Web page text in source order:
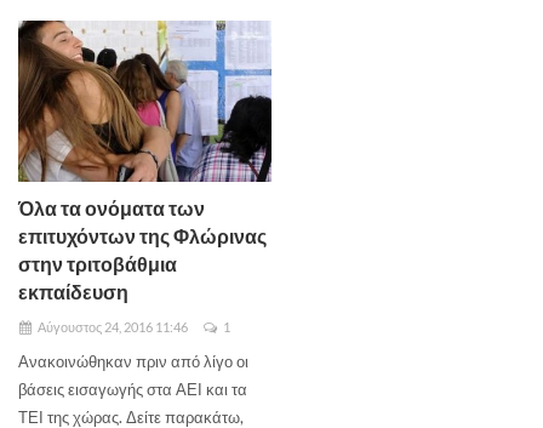
Όλα τα ονόματα των
επιτυχόντων της Φλώρινας
στην τριτοβάθμια
εκπαίδευση
Αύγουστος 24, 2016 11:46 1
Ανακοινώθηκαν πριν από λίγο οι
βάσεις εισαγωγής στα ΑΕΙ και τα
ΤΕΙ της χώρας. Δείτε παρακάτω,